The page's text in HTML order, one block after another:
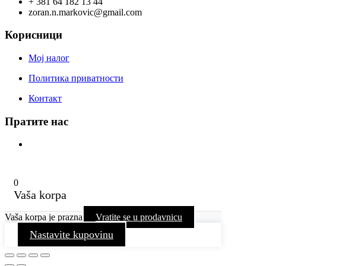
zoran.n.markovic@gmail.com
Корисници
Мој налог
Политика приватности
Контакт
Пратите нас
0
Vaša korpa
Vaša korpa je prazna Vratite se u prodavnicu
Nastavite kupovinu